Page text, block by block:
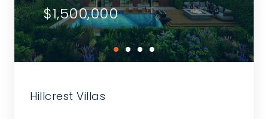
$1,500,000
Hillcrest Villas